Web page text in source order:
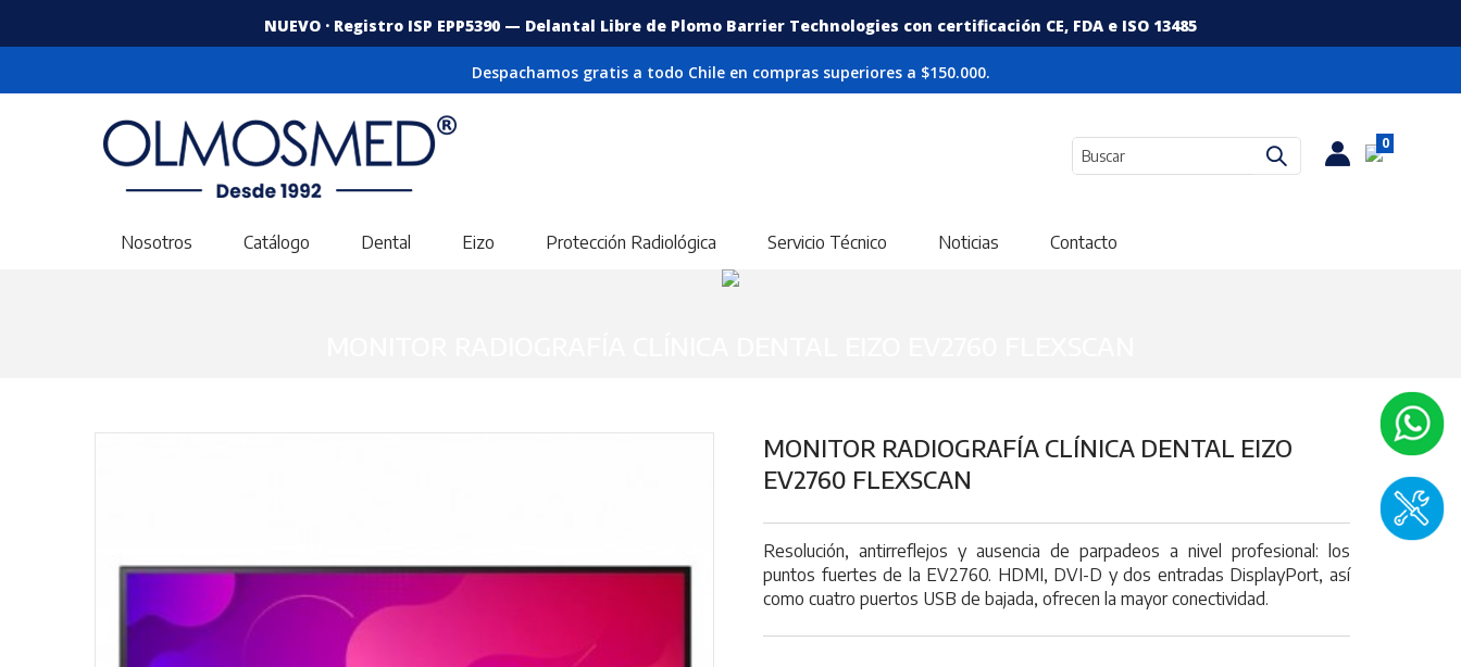
NUEVO · Registro ISP EPP5390 — Delantal Libre de Plomo Barrier Technologies con certificación CE, FDA e ISO 13485
Despachamos gratis a todo Chile en compras superiores a $150.000.
0
Nosotros Catálogo Dental Eizo Protección Radiológica Servicio Técnico Noticias Contacto
MONITOR RADIOGRAFÍA CLÍNICA DENTAL EIZO
EV2760 FLEXSCAN
Resolución, antirreflejos y ausencia de parpadeos a nivel profesional: los
puntos fuertes de la EV2760. HDMI, DVI-D y dos entradas DisplayPort, así
como cuatro puertos USB de bajada, ofrecen la mayor conectividad.